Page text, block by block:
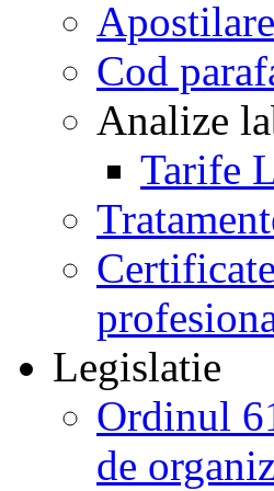
Apostilare
Cod
Analize
Tarife
Legislatie
Ordinul
de